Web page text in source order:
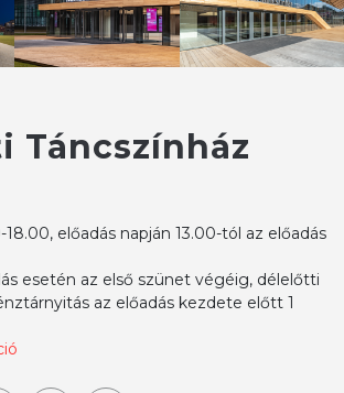
Táncszínház
előadás napján 13.00-tól az előadás
esetén az első szünet végéig, délelőtti
az előadás kezdete előtt 1